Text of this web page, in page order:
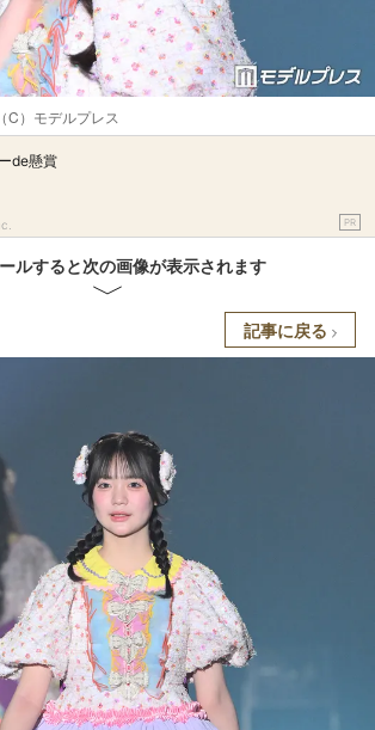
C）モデルプレス
de懸賞
PR
ルすると次の画像が表示されます
記事に戻る